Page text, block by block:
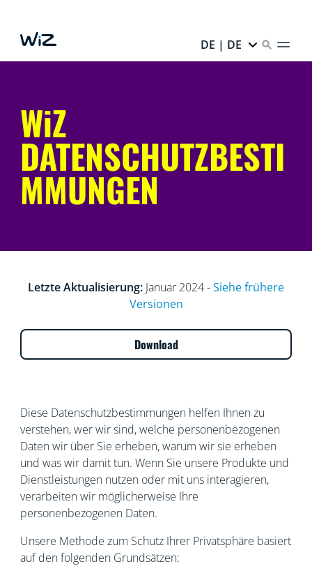
DE | DE
WiZ
DATENSCHUTZBESTI
MMUNGEN
Letzte Aktualisierung: Januar 2024 -Siehe frühere
Versionen
Download
Diese Datenschutzbestimmungen helfen Ihnen zu
verstehen, wer wir sind, welche personenbezogenen
Daten wir über Sie erheben, warum wir sie erheben
und was wir damit tun. Wenn Sie unsere Produkte und
Dienstleistungen nutzen oder mit uns interagieren,
verarbeiten wir möglicherweise Ihre
personenbezogenen Daten.
Unsere Methode zum Schutz Ihrer Privatsphäre basiert
auf den folgenden Grundsätzen: